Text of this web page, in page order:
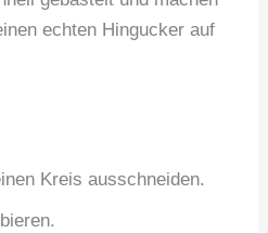
echten Hingucker auf
Kreis ausschneiden.